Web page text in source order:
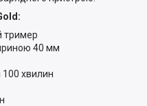
тример
40 мм
хвилин